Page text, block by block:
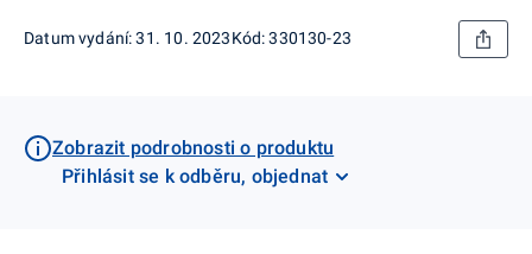
Datum vydání: 31. 10. 2023Kód: 330130-23
Zobrazit podrobnosti o produktu
Přihlásit se k odběru, objednat